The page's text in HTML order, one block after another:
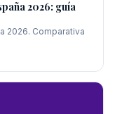
2026: guía
2026. Comparativa